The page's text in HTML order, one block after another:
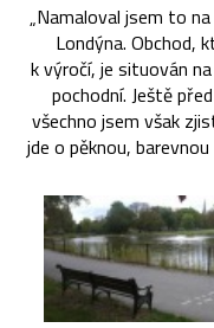
„Namaloval jsem to
Londýna. Obchod,
k výročí, je situován
pochodní. Ještě
všechno jsem však
jde o pěknou,